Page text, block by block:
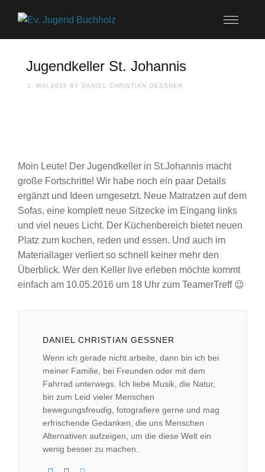
Jugendkeller St. Johannis
1. MAI 2016 BY DANIEL CHRISTIAN GESSNER
Moin Leute! Der Jugendkeller in St.Johannis macht
große Fortschritte! Wir habe noch ein paar Details
ergänzt und Ideen umgesetzt. Neue Matratzen auf dem
Sofas, eine komplett neue Sitzecke im Eingang links
und viel neues Licht. Der Küchenbereich bietet neuen
Platz zum kochen, reden und essen. Und auch im
Materiallager verliert so schnell keiner mehr den
Überblick. Wer den Keller live erleben möchte kommt
einfach am 10.05.2016 um 18 Uhr zum TeamerTreff 😉
DANIEL CHRISTIAN GESSNER
Wenn ich gerade nicht arbeite, dann bin ich bei
meiner Familie, bei Freunden oder mit dem
Fahrrad unterwegs. Ich liebe Musik, die Natur,
bin zum Leid vieler Menschen
bewegungsfreudig, fotografiere gerne und mag
erfrischende Gedanken, die uns Menschen
Alternativen aufzeigen, um die diese Welt ein
wenig besser zu machen.